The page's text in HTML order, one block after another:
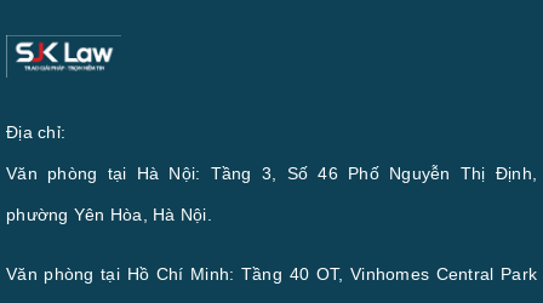
Địa chỉ:
Văn phòng tại Hà Nội: Tầng 3, Số 46 Phố Nguyễn Thị Định,
phường Yên Hòa, Hà Nội.
Văn phòng tại Hồ Chí Minh: Tầng 40 OT, Vinhomes Central Park